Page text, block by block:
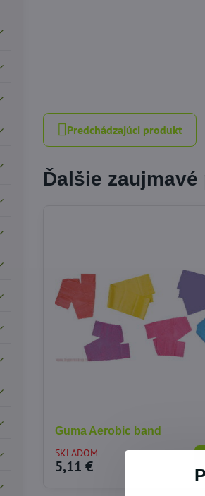
Predchádzajúci produkt
Ďalšie
Guma Aerobic band
SKLADOM
5,11 €